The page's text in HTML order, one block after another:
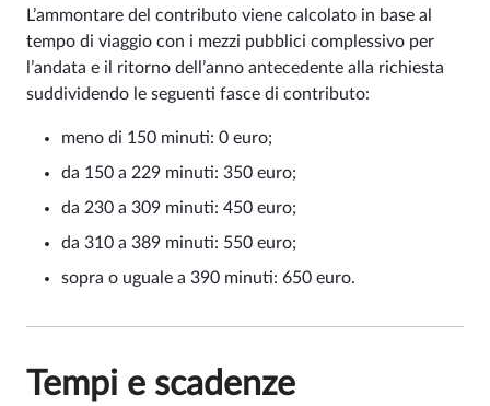
L’ammontare del contributo viene calcolato in base al
tempo di viaggio con i mezzi pubblici complessivo per
l’andata e il ritorno dell’anno antecedente alla richiesta
suddividendo le seguenti fasce di contributo:
meno di 150 minuti: 0 euro;
da 150 a 229 minuti: 350 euro;
da 230 a 309 minuti: 450 euro;
da 310 a 389 minuti: 550 euro;
sopra o uguale a 390 minuti: 650 euro.
Tempi e scadenze